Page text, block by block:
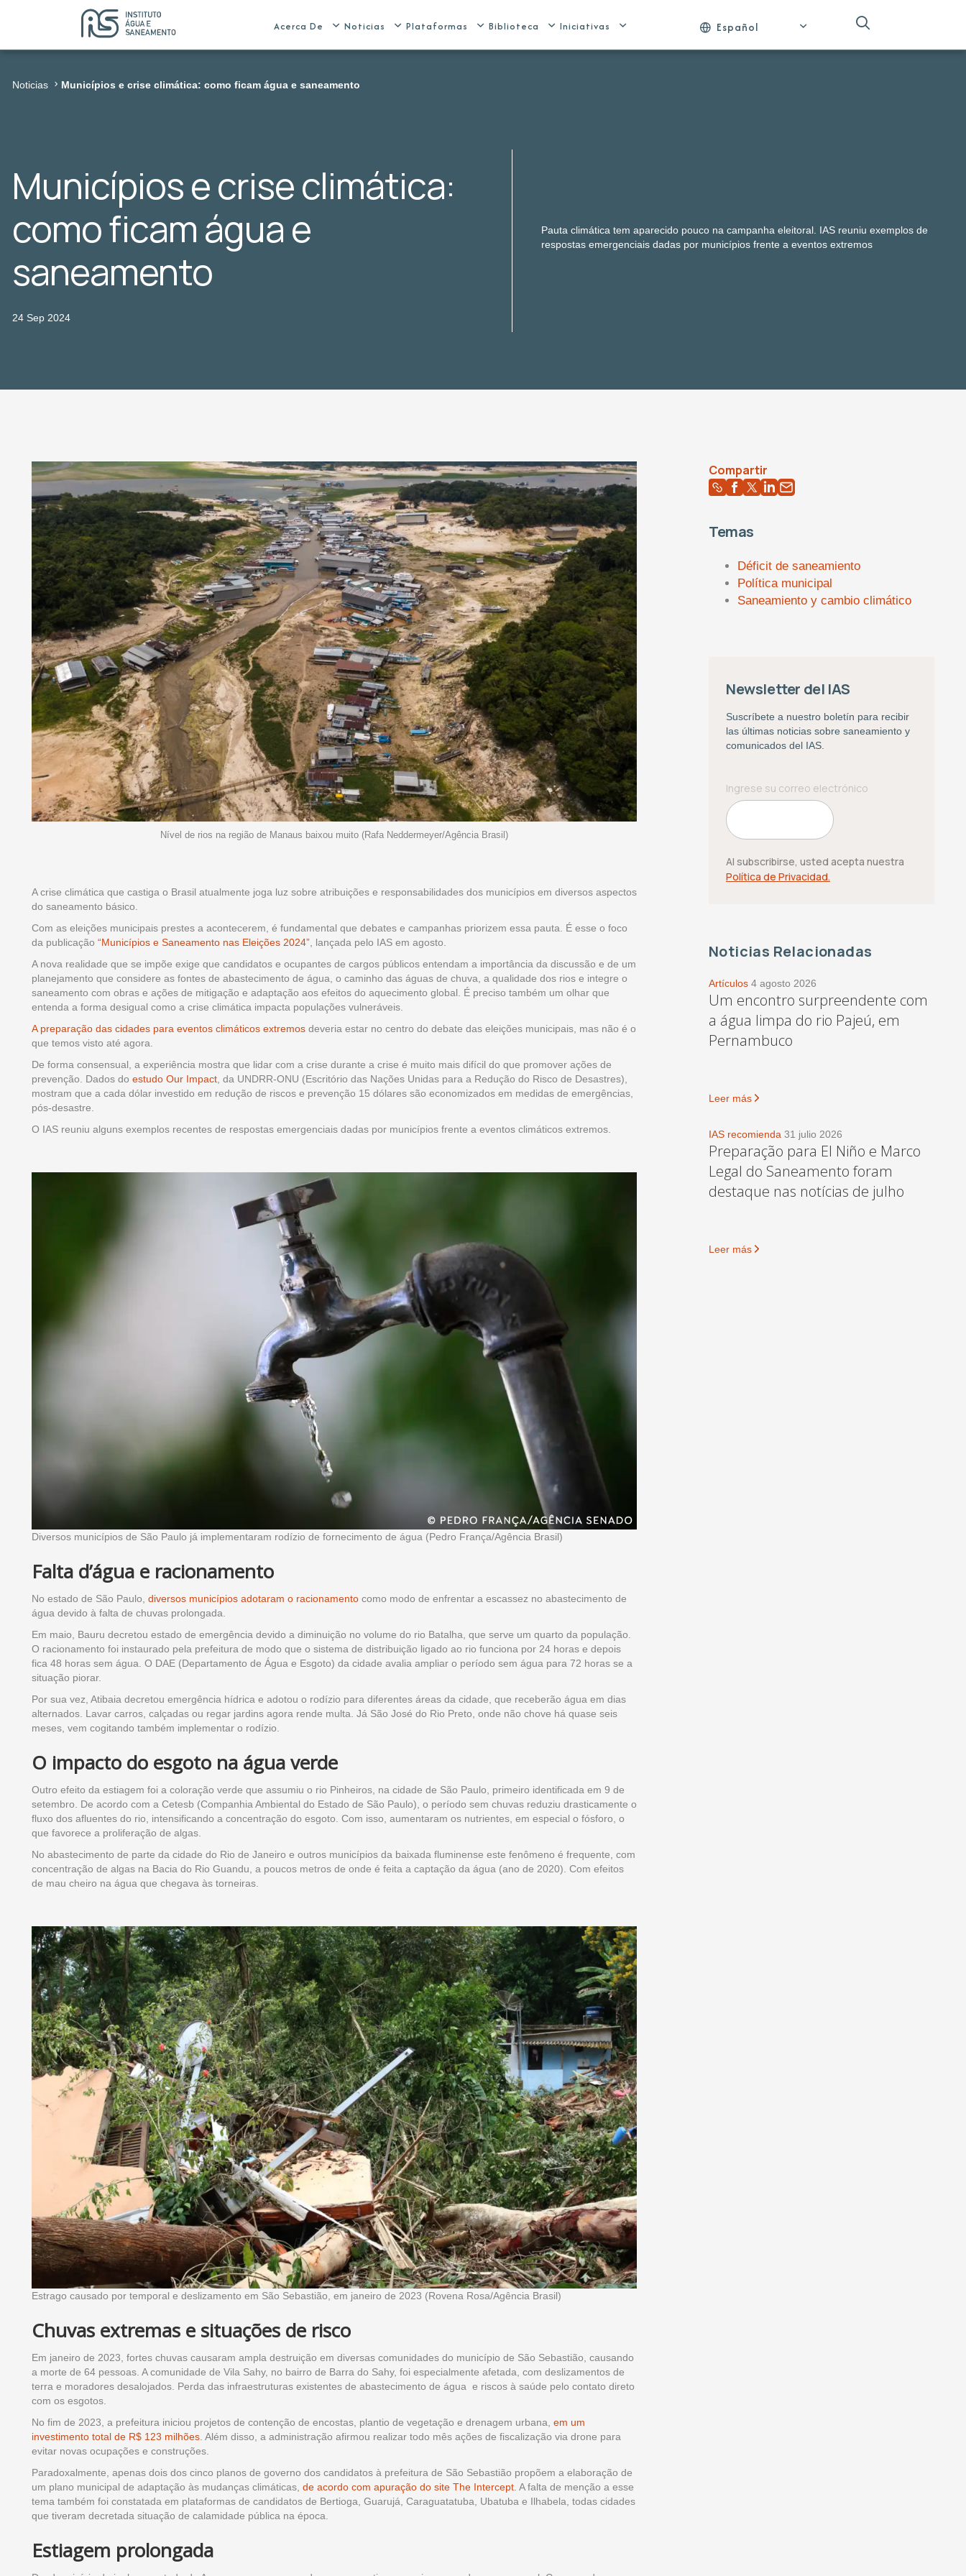
Acerca De Noticias Plataformas Biblioteca Iniciativas Español
Noticias Municípios e crise climática: como ficam água e saneamento
Municípios e crise climática:
como ficam água e
saneamento
24 Sep 2024
Pauta climática tem aparecido pouco na campanha eleitoral. IAS reuniu exemplos de
respostas emergenciais dadas por municípios frente a eventos extremos
Nível de rios na região de Manaus baixou muito (Rafa Neddermeyer/Agência Brasil)
A crise climática que castiga o Brasil atualmente joga luz sobre atribuições e responsabilidades dos municípios em diversos aspectos
do saneamento básico.
Com as eleições municipais prestes a acontecerem, é fundamental que debates e campanhas priorizem essa pauta. É esse o foco
da publicação “Municípios e Saneamento nas Eleições 2024” , lançada pelo IAS em agosto.
A nova realidade que se impõe exige que candidatos e ocupantes de cargos públicos entendam a importância da discussão e de um
planejamento que considere as fontes de abastecimento de água, o caminho das águas de chuva, a qualidade dos rios e integre o
saneamento com obras e ações de mitigação e adaptação aos efeitos do aquecimento global. É preciso também um olhar que
entenda a forma desigual como a crise climática impacta populações vulneráveis.
A preparação das cidades para eventos climáticos extremos deveria estar no centro do debate das eleições municipais, mas não é o
que temos visto até agora.
De forma consensual, a experiência mostra que lidar com a crise durante a crise é muito mais difícil do que promover ações de
prevenção. Dados do estudo Our Impact , da UNDRR-ONU (Escritório das Nações Unidas para a Redução do Risco de Desastres),
mostram que a cada dólar investido em redução de riscos e prevenção 15 dólares são economizados em medidas de emergências,
pós-desastre.
O IAS reuniu alguns exemplos recentes de respostas emergenciais dadas por municípios frente a eventos climáticos extremos.
Diversos municípios de São Paulo já implementaram rodízio de fornecimento de água (Pedro França/Agência Brasil)
Falta d’água e racionamento
No estado de São Paulo, diversos municípios adotaram o racionamento como modo de enfrentar a escassez no abastecimento de
água devido à falta de chuvas prolongada.
Em maio, Bauru decretou estado de emergência devido a diminuição no volume do rio Batalha, que serve um quarto da população.
O racionamento foi instaurado pela prefeitura de modo que o sistema de distribuição ligado ao rio funciona por 24 horas e depois
fica 48 horas sem água. O DAE (Departamento de Água e Esgoto) da cidade avalia ampliar o período sem água para 72 horas se a
situação piorar.
Por sua vez, Atibaia decretou emergência hídrica e adotou o rodízio para diferentes áreas da cidade, que receberão água em dias
alternados. Lavar carros, calçadas ou regar jardins agora rende multa. Já São José do Rio Preto, onde não chove há quase seis
meses, vem cogitando também implementar o rodízio.
O impacto do esgoto na água verde
Outro efeito da estiagem foi a coloração verde que assumiu o rio Pinheiros, na cidade de São Paulo, primeiro identificada em 9 de
setembro. De acordo com a Cetesb (Companhia Ambiental do Estado de São Paulo), o período sem chuvas reduziu drasticamente o
fluxo dos afluentes do rio, intensificando a concentração do esgoto. Com isso, aumentaram os nutrientes, em especial o fósforo, o
que favorece a proliferação de algas.
No abastecimento de parte da cidade do Rio de Janeiro e outros municípios da baixada fluminense este fenômeno é frequente, com
concentração de algas na Bacia do Rio Guandu, a poucos metros de onde é feita a captação da água (ano de 2020). Com efeitos
de mau cheiro na água que chegava às torneiras.
Estrago causado por temporal e deslizamento em São Sebastião, em janeiro de 2023 (Rovena Rosa/Agência Brasil)
Chuvas extremas e situações de risco
Em janeiro de 2023, fortes chuvas causaram ampla destruição em diversas comunidades do município de São Sebastião, causando
a morte de 64 pessoas. A comunidade de Vila Sahy, no bairro de Barra do Sahy, foi especialmente afetada, com deslizamentos de
terra e moradores desalojados. Perda das infraestruturas existentes de abastecimento de água e riscos à saúde pelo contato direto
com os esgotos.
No fim de 2023, a prefeitura iniciou projetos de contenção de encostas, plantio de vegetação e drenagem urbana, em um
investimento total de R$ 123 milhões . Além disso, a administração afirmou realizar todo mês ações de fiscalização via drone para
evitar novas ocupações e construções.
Paradoxalmente, apenas dois dos cinco planos de governo dos candidatos à prefeitura de São Sebastião propõem a elaboração de
um plano municipal de adaptação às mudanças climáticas, de acordo com apuração do site The Intercept . A falta de menção a esse
tema também foi constatada em plataformas de candidatos de Bertioga, Guarujá, Caraguatatuba, Ubatuba e Ilhabela, todas cidades
que tiveram decretada situação de calamidade pública na época.
Estiagem prolongada
Compartir
Temas
Déficit de saneamiento
Política municipal
Saneamiento y cambio climático
Newsletter del IAS
Suscríbete a nuestro boletín para recibir
las últimas noticias sobre saneamiento y
comunicados del IAS.
Al subscribirse, usted acepta nuestra
Política de Privacidad.
Noticias Relacionadas
Artículos 4 agosto 2026
Um encontro surpreendente com
a água limpa do rio Pajeú, em
Pernambuco
Leer más
IAS recomienda 31 julio 2026
Preparação para El Niño e Marco
Legal do Saneamento foram
destaque nas notícias de julho
Leer más